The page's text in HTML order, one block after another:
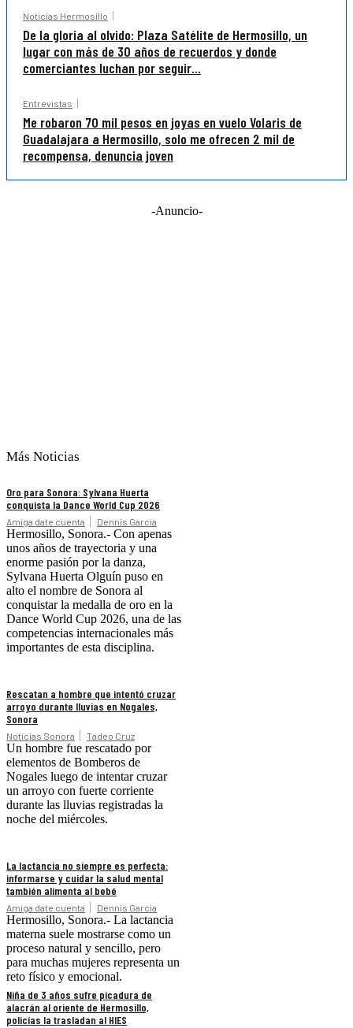
Noticias Hermosillo
De la gloria al olvido: Plaza Satélite de Hermosillo, un
lugar con más de 30 años de recuerdos y donde
comerciantes luchan por seguir...
Entrevistas
Me robaron 70 mil pesos en joyas en vuelo Volaris de
Guadalajara a Hermosillo, solo me ofrecen 2 mil de
recompensa, denuncia joven
-Anuncio-
Más Noticias
Oro para Sonora: Sylvana Huerta
conquista la Dance World Cup 2026
Amiga date cuenta Dennis Garcia
Hermosillo, Sonora.- Con apenas
unos años de trayectoria y una
enorme pasión por la danza,
Sylvana Huerta Olguín puso en
alto el nombre de Sonora al
conquistar la medalla de oro en la
Dance World Cup 2026, una de las
competencias internacionales más
importantes de esta disciplina.
Rescatan a hombre que intentó cruzar
arroyo durante lluvias en Nogales,
Sonora
Noticias Sonora Tadeo Cruz
Un hombre fue rescatado por
elementos de Bomberos de
Nogales luego de intentar cruzar
un arroyo con fuerte corriente
durante las lluvias registradas la
noche del miércoles.
La lactancia no siempre es perfecta:
informarse y cuidar la salud mental
también alimenta al bebé
Amiga date cuenta Dennis Garcia
Hermosillo, Sonora.- La lactancia
materna suele mostrarse como un
proceso natural y sencillo, pero
para muchas mujeres representa un
reto físico y emocional.
Niña de 3 años sufre picadura de
alacrán al oriente de Hermosillo,
policías la trasladan al HIES